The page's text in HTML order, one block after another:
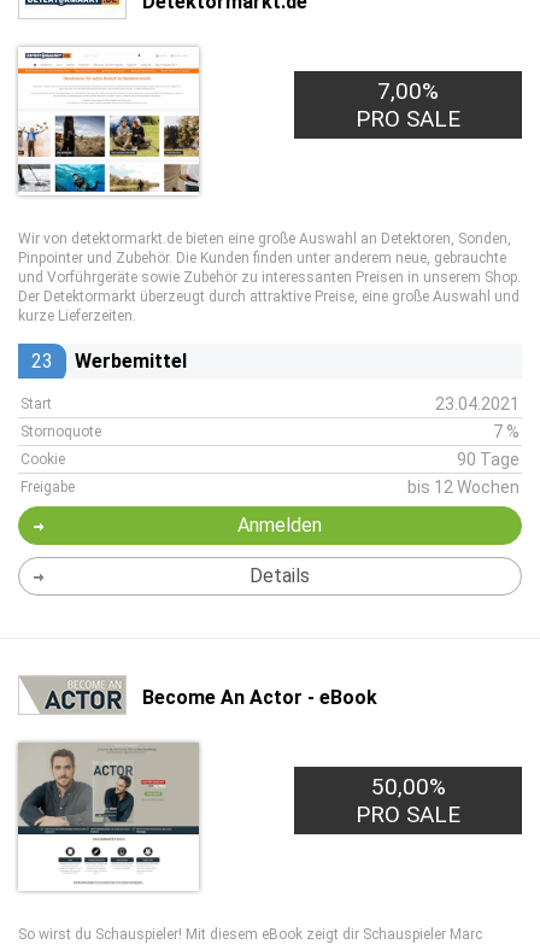
7,00%
PRO SALE
Wir von detektormarkt.de bieten eine große Auswahl an Detektoren, Sonden,
Pinpointer und Zubehör. Die Kunden finden unter anderem neue, gebrauchte
und Vorführgeräte sowie Zubehör zu interessanten Preisen in unserem Shop.
Der Detektormarkt überzeugt durch attraktive Preise, eine große Auswahl und
kurze Lieferzeiten.
23 Werbemittel
Start 23.04.2021
Stornoquote 7 %
Cookie 90 Tage
Freigabe bis 12 Wochen
Anmelden
Details
Become An Actor - eBook
50,00%
PRO SALE
So wirst du Schauspieler! Mit diesem eBook zeigt dir Schauspieler Marc